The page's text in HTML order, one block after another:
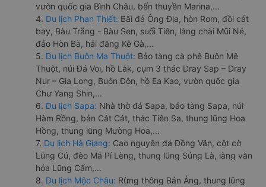
vườn quốc gia Bình Châu, bến thuyền Marina,...
4. Du lịch Phan Thiết: Bãi đá Ông Địa, hòn Rơm, đồi cát
bay, Bàu Trắng - Bàu Sen, suối Tiên, làng chài Mũi Né,
đảo Hòn Bà, hải đăng Kê Gà,...
5. Du lịch Buôn Ma Thuột: Bảo tàng cà phê Buôn Mê
Thuột, núi Đá Voi, hồ Lắk, cụm 3 thác Dray Sap – Dray
Nur – Gia Long, Buôn Đôn, hồ Ea Kao, vườn quốc gia
Chư Yang Shin,...
6. Du lịch Sapa: Nhà thờ đá Sapa, bảo tàng Sapa, núi
Hàm Rồng, bản Cát Cát, thác Tiên Sa, thung lũng Hoa
Hồng, thung lũng Mường Hoa,...
7. Du lịch Hà Giang: Cao nguyên đá Đồng Văn, cột cờ
Lũng Cú, đèo Mã Pí Lèng, thung lũng Sủng Là, làng văn
hóa Lũng Cẩm,...
8. Du lịch Mộc Châu: Rừng thông Bản Áng, thung lũng